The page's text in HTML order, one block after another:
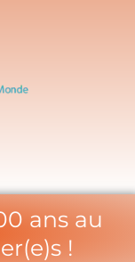
ans au
!